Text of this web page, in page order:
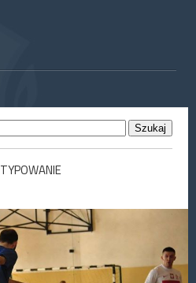
TYPOWANIE